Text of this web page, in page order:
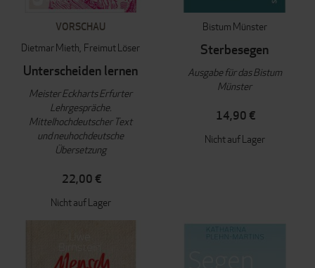
VORSCHAU
Dietmar Mieth Freimut Löser
Unterscheiden lernen
Meister Eckharts Erfurter
Lehrgespräche.
Mittelhochdeutscher Text
und neuhochdeutsche
Übersetzung
22,00 €
Nicht auf Lager
Bistum Münster
Sterbesegen
Ausgabe für das Bistum
Münster
14,90 €
Nicht auf Lager